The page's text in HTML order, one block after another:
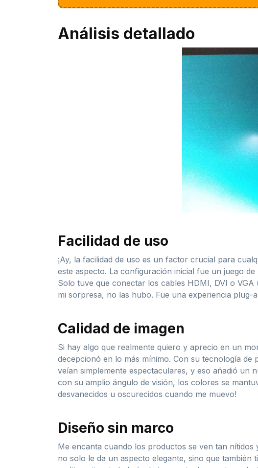
Análisis detallado
Facilidad de uso
¡Ay, la facilidad de uso es un factor crucial para
este aspecto. La configuración inicial fue un juego
Solo tuve que conectar los cables HDMI, DVI o
mi sorpresa, no las hubo. Fue una experiencia plug-
Calidad de imagen
Si hay algo que realmente quiero y aprecio en un
decepcionó en lo más mínimo. Con su tecnología
veían simplemente espectaculares, y eso añadió un
con su amplio ángulo de visión, los colores se
desvanecidos u oscurecidos cuando me muevo!
Diseño sin marco
Me encanta cuando los productos se ven tan
no solo le da un aspecto elegante, sino que